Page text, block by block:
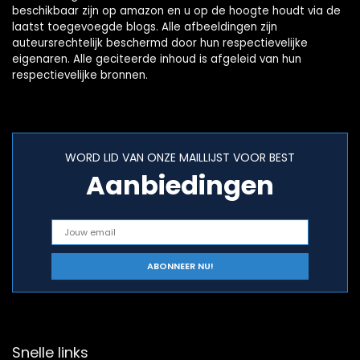
beschikbaar zijn op amazon en u op de hoogte houdt via de
laatst toegevoegde blogs. Alle afbeeldingen zijn
auteursrechtelijk beschermd door hun respectievelijke
eigenaren. Alle geciteerde inhoud is afgeleid van hun
respectievelijke bronnen.
WORD LID VAN ONZE MAILLIJST VOOR BEST
Aanbiedingen
Snelle links